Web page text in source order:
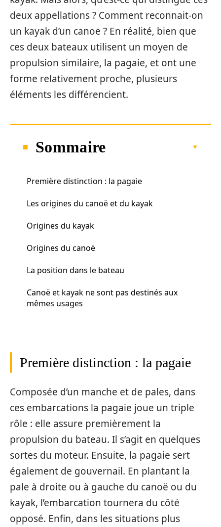
deux appellations ? Comment reconnait-on
un kayak d’un canoë ? En réalité, bien que
ces deux bateaux utilisent un moyen de
propulsion similaire, la pagaie, et ont une
forme relativement proche, plusieurs
éléments les différencient.
Sommaire
Première distinction : la pagaie
Les origines du canoë et du kayak
Origines du kayak
Origines du canoë
La position dans le bateau
Canoë et kayak ne sont pas destinés aux
mêmes usages
Première distinction : la pagaie
Composée d’un manche et de pales, dans
ces embarcations la pagaie joue un triple
rôle : elle assure premièrement la
propulsion du bateau. Il s’agit en quelques
sortes du moteur. Ensuite, la pagaie sert
également de gouvernail. En plantant la
pale à droite ou à gauche du canoë ou du
kayak, l’embarcation tournera du côté
opposé. Enfin, dans les situations plus